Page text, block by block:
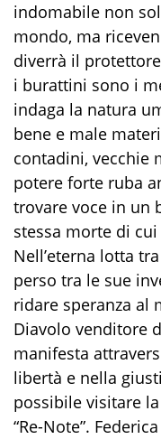
indomabile non
mondo, ma
diverrà il
i burattini sono i
indaga la natura
bene e male
contadini, vecchie
potere forte ruba
trovare voce in un
stessa morte di
Nell’eterna lotta
perso tra le sue
ridare speranza al
Diavolo venditore
manifesta
libertà e nella
possibile visitare
“Re-Note”.